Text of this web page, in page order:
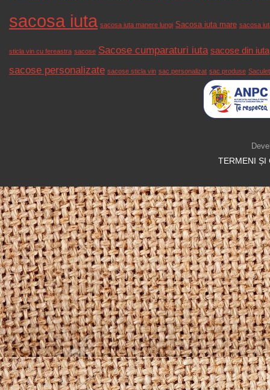
sacosa iuta sacosa iuta manere lungi Sacosa iuta mare sacosa
sticla vin cu fereastra sacose Sacose cumparaturi iuta sacose din iuta
sacose personalizate sacose sticla vin sac personalizat sac produse
TERMENI ȘI